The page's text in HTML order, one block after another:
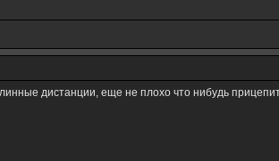
дистанции, еще не плохо что нибудь